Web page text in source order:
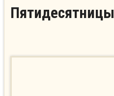
Пятидесятницы